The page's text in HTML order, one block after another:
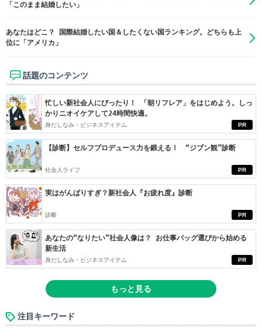
「このまま結婚したい」
あなたはどこ？ 国際結婚したい国＆したくない国ランキング。どちらも上
位に「アメリカ」
話題のコンテンツ
PR
忙しい新社会人にぴったり！ 「朝リフレア」をはじめよう。しっ
かりニオイケアして24時間快適。
身だしなみ・ビジネスアイテム
PR
【診断】セルフプロデュース力を鍛える！ “ジブン観”診断
社会人ライフ
PR
実はがんばりすぎ？新社会人『お疲れ度』診断
診断
PR
あなたの“なりたい”社会人像は？ お仕事バッグ選びから始める
新生活
身だしなみ・ビジネスアイテム
もっと見る
注目キーワード